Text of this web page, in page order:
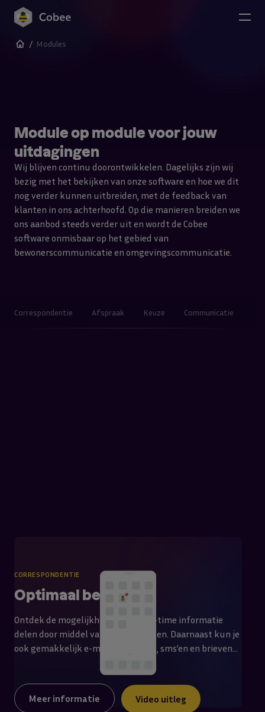
Naar de content
/ Modules
Module op module voor jouw
uitdagingen
Wij blijven continu doorontwikkelen. Dagelijks zijn wij
bezig met het bekijken van onze software en hoe we dit
nog verder kunnen uitbreiden, met de feedback van
klanten in ons achterhoofd. Op die manieren breiden we
ons aanbod steeds verder uit en wordt de Cobee
software onmisbaar op het gebied van
bewonerscommunicatie en omgevingscommunicatie.
Correspondentie Afspraak Keuze Communicatie
CORRESPONDENTIE
Optimaal bereik
Ontdek de mogelijkheden van real-time informatie
delen door middel van pushberichten. Daarnaast kun je
ook gemakkelijk e-mailen, chatten, sms’en en brieven
brieven samen. Met één druk op de knop worden de
brieven en enveloppen per adres gepersonaliseerd
gegenereerd en vóór 16:00 verstuurd waardoor ze de
Meer informatie Video uitleg